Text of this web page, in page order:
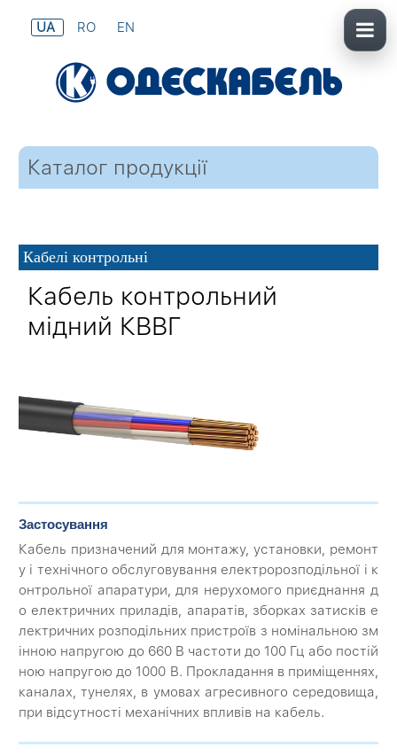
UA RO EN
Каталог продукції
Кабелі контрольні
Кабель контрольний
мідний КВВГ
Застосування
Кабель призначений для монтажу, установки, ремонт
у і технічного обслуговування електророзподільної і к
онтрольної апаратури, для нерухомого приєднання д
о електричних приладів, апаратів, зборках затисків е
лектричних розподільних пристроїв з номінальною зм
інною напругою до 660 В частоти до 100 Гц або постій
ною напругою до 1000 В. Прокладання в приміщеннях,
каналах, тунелях, в умовах агресивного середовища,
при відсутності механічних впливів на кабель.